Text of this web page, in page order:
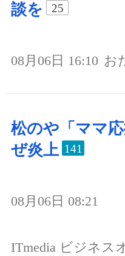
談を
25
08月06日 16:10 お
松のや「ママ
ぜ炎上 141
08月06日 08:21
ITmedia ビジネス